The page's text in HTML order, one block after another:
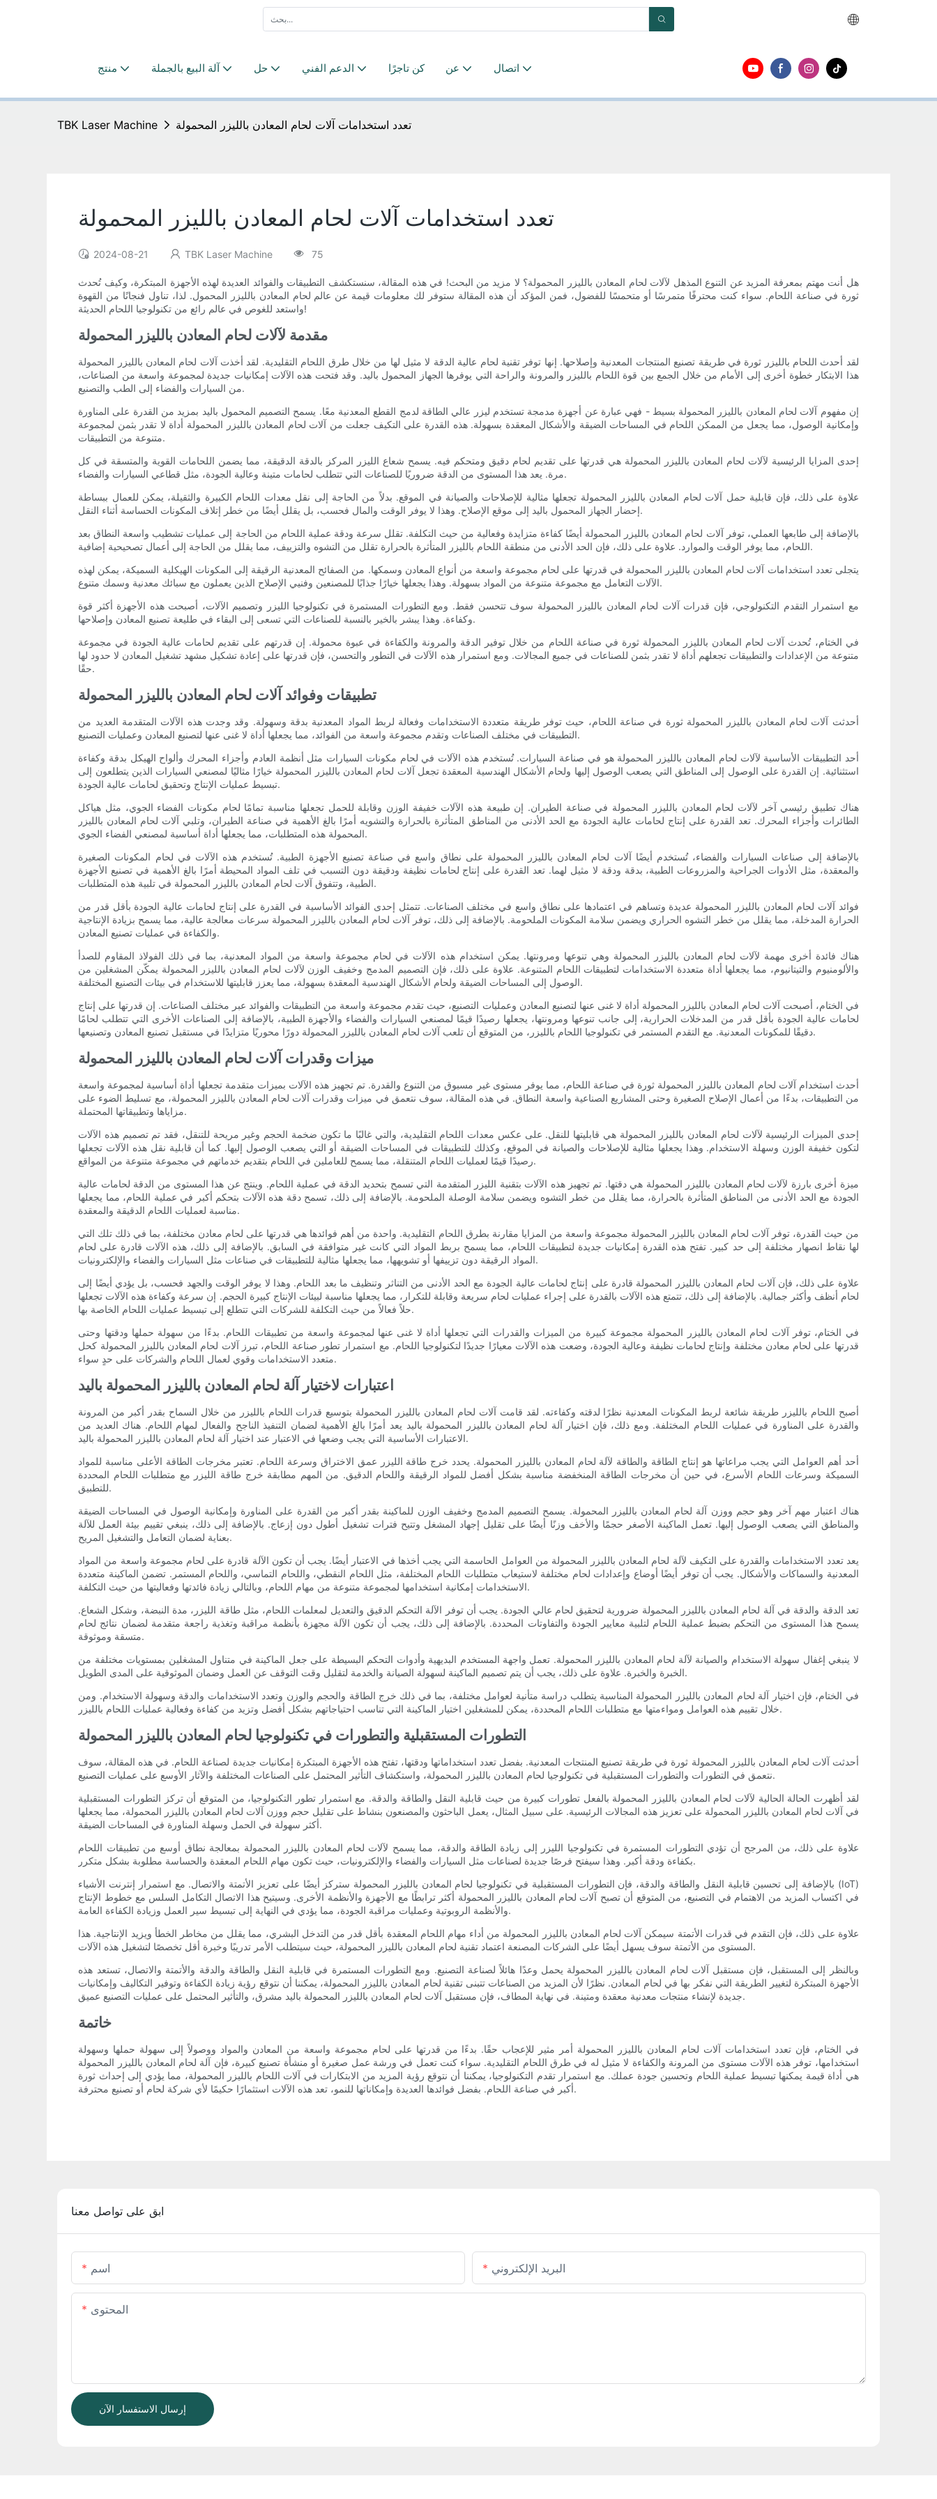
منتج آلة البيع بالجملة حل الدعم الفني كن تاجرًا عن اتصال
TBK Laser Machine تعدد استخدامات آلات لحام المعادن بالليزر المحمولة
تعدد استخدامات آلات لحام المعادن بالليزر المحمولة
2024-08-21 TBK Laser Machine 75
هل أنت مهتم بمعرفة المزيد عن التنوع المذهل لآلات لحام المعادن بالليزر المحمولة؟ لا مزيد من البحث! في هذه المقالة، سنستكشف التطبيقات والفوائد العديدة لهذه الأجهزة المبتكرة، وكيف تُحدث
ثورة في صناعة اللحام. سواء كنت محترفًا متمرسًا أو متحمسًا للفضول، فمن المؤكد أن هذه المقالة ستوفر لك معلومات قيمة عن عالم لحام المعادن بالليزر المحمول. لذا، تناول فنجانًا من القهوة
واستعد للغوص في عالم رائع من تكنولوجيا اللحام الحديثة!
مقدمة لآلات لحام المعادن بالليزر المحمولة
لقد أحدث اللحام بالليزر ثورة في طريقة تصنيع المنتجات المعدنية وإصلاحها. إنها توفر تقنية لحام عالية الدقة لا مثيل لها من خلال طرق اللحام التقليدية. لقد أخذت آلات لحام المعادن بالليزر المحمولة
هذا الابتكار خطوة أخرى إلى الأمام من خلال الجمع بين قوة اللحام بالليزر والمرونة والراحة التي يوفرها الجهاز المحمول باليد. وقد فتحت هذه الآلات إمكانيات جديدة لمجموعة واسعة من الصناعات،
من السيارات والفضاء إلى الطب والتصنيع.
إن مفهوم آلات لحام المعادن بالليزر المحمولة بسيط - فهي عبارة عن أجهزة مدمجة تستخدم ليزر عالي الطاقة لدمج القطع المعدنية معًا. يسمح التصميم المحمول باليد بمزيد من القدرة على المناورة
وإمكانية الوصول، مما يجعل من الممكن اللحام في المساحات الضيقة والأشكال المعقدة بسهولة. هذه القدرة على التكيف جعلت من آلات لحام المعادن بالليزر المحمولة أداة لا تقدر بثمن لمجموعة
متنوعة من التطبيقات.
إحدى المزايا الرئيسية لآلات لحام المعادن بالليزر المحمولة هي قدرتها على تقديم لحام دقيق ومتحكم فيه. يسمح شعاع الليزر المركز بالدقة الدقيقة، مما يضمن اللحامات القوية والمتسقة في كل
مرة. يعد هذا المستوى من الدقة ضروريًا للصناعات التي تتطلب لحامات متينة وعالية الجودة، مثل قطاعي السيارات والفضاء.
علاوة على ذلك، فإن قابلية حمل آلات لحام المعادن بالليزر المحمولة تجعلها مثالية للإصلاحات والصيانة في الموقع. بدلاً من الحاجة إلى نقل معدات اللحام الكبيرة والثقيلة، يمكن للعمال ببساطة
إحضار الجهاز المحمول باليد إلى موقع الإصلاح. وهذا لا يوفر الوقت والمال فحسب، بل يقلل أيضًا من خطر إتلاف المكونات الحساسة أثناء النقل.
بالإضافة إلى طابعها العملي، توفر آلات لحام المعادن بالليزر المحمولة أيضًا كفاءة متزايدة وفعالية من حيث التكلفة. تقلل سرعة ودقة عملية اللحام من الحاجة إلى عمليات تشطيب واسعة النطاق بعد
اللحام، مما يوفر الوقت والموارد. علاوة على ذلك، فإن الحد الأدنى من منطقة اللحام بالليزر المتأثرة بالحرارة تقلل من التشوه والتزييف، مما يقلل من الحاجة إلى أعمال تصحيحية إضافية.
يتجلى تعدد استخدامات آلات لحام المعادن بالليزر المحمولة في قدرتها على لحام مجموعة واسعة من أنواع المعادن وسمكها. من الصفائح المعدنية الرقيقة إلى المكونات الهيكلية السميكة، يمكن لهذه
الآلات التعامل مع مجموعة متنوعة من المواد بسهولة. وهذا يجعلها خيارًا جذابًا للمصنعين وفنيي الإصلاح الذين يعملون مع سبائك معدنية وسمك متنوع.
مع استمرار التقدم التكنولوجي، فإن قدرات آلات لحام المعادن بالليزر المحمولة سوف تتحسن فقط. ومع التطورات المستمرة في تكنولوجيا الليزر وتصميم الآلات، أصبحت هذه الأجهزة أكثر قوة
وكفاءة. وهذا يبشر بالخير بالنسبة للصناعات التي تسعى إلى البقاء في طليعة تصنيع المعادن وإصلاحها.
في الختام، تُحدث آلات لحام المعادن بالليزر المحمولة ثورة في صناعة اللحام من خلال توفير الدقة والمرونة والكفاءة في عبوة محمولة. إن قدرتهم على تقديم لحامات عالية الجودة في مجموعة
متنوعة من الإعدادات والتطبيقات تجعلهم أداة لا تقدر بثمن للصناعات في جميع المجالات. ومع استمرار هذه الآلات في التطور والتحسن، فإن قدرتها على إعادة تشكيل مشهد تشغيل المعادن لا حدود لها
حقًا.
تطبيقات وفوائد آلات لحام المعادن بالليزر المحمولة
أحدثت آلات لحام المعادن بالليزر المحمولة ثورة في صناعة اللحام، حيث توفر طريقة متعددة الاستخدامات وفعالة لربط المواد المعدنية بدقة وسهولة. وقد وجدت هذه الآلات المتقدمة العديد من
التطبيقات في مختلف الصناعات وتقدم مجموعة واسعة من الفوائد، مما يجعلها أداة لا غنى عنها لتصنيع المعادن وعمليات التصنيع.
أحد التطبيقات الأساسية لآلات لحام المعادن بالليزر المحمولة هو في صناعة السيارات. تُستخدم هذه الآلات في لحام مكونات السيارات مثل أنظمة العادم وأجزاء المحرك وألواح الهيكل بدقة وكفاءة
استثنائية. إن القدرة على الوصول إلى المناطق التي يصعب الوصول إليها ولحام الأشكال الهندسية المعقدة تجعل آلات لحام المعادن بالليزر المحمولة خيارًا مثاليًا لمصنعي السيارات الذين يتطلعون إلى
تبسيط عمليات الإنتاج وتحقيق لحامات عالية الجودة.
هناك تطبيق رئيسي آخر لآلات لحام المعادن بالليزر المحمولة في صناعة الطيران. إن طبيعة هذه الآلات خفيفة الوزن وقابلة للحمل تجعلها مناسبة تمامًا لحام مكونات الفضاء الجوي، مثل هياكل
الطائرات وأجزاء المحرك. تعد القدرة على إنتاج لحامات عالية الجودة مع الحد الأدنى من المناطق المتأثرة بالحرارة والتشويه أمرًا بالغ الأهمية في صناعة الطيران، وتلبي آلات لحام المعادن بالليزر
المحمولة هذه المتطلبات، مما يجعلها أداة أساسية لمصنعي الفضاء الجوي.
بالإضافة إلى صناعات السيارات والفضاء، تُستخدم أيضًا آلات لحام المعادن بالليزر المحمولة على نطاق واسع في صناعة تصنيع الأجهزة الطبية. تُستخدم هذه الآلات في لحام المكونات الصغيرة
والمعقدة، مثل الأدوات الجراحية والمزروعات الطبية، بدقة ودقة لا مثيل لهما. تعد القدرة على إنتاج لحامات نظيفة ودقيقة دون التسبب في تلف المواد المحيطة أمرًا بالغ الأهمية في تصنيع الأجهزة
الطبية، وتتفوق آلات لحام المعادن بالليزر المحمولة في تلبية هذه المتطلبات.
فوائد آلات لحام المعادن بالليزر المحمولة عديدة وتساهم في اعتمادها على نطاق واسع في مختلف الصناعات. تتمثل إحدى الفوائد الأساسية في القدرة على إنتاج لحامات عالية الجودة بأقل قدر من
الحرارة المدخلة، مما يقلل من خطر التشوه الحراري ويضمن سلامة المكونات الملحومة. بالإضافة إلى ذلك، توفر آلات لحام المعادن بالليزر المحمولة سرعات معالجة عالية، مما يسمح بزيادة الإنتاجية
والكفاءة في عمليات تصنيع المعادن.
هناك فائدة أخرى مهمة لآلات لحام المعادن بالليزر المحمولة وهي تنوعها ومرونتها. يمكن استخدام هذه الآلات في لحام مجموعة واسعة من المواد المعدنية، بما في ذلك الفولاذ المقاوم للصدأ
والألومنيوم والتيتانيوم، مما يجعلها أداة متعددة الاستخدامات لتطبيقات اللحام المتنوعة. علاوة على ذلك، فإن التصميم المدمج وخفيف الوزن لآلات لحام المعادن بالليزر المحمولة يمكّن المشغلين من
الوصول إلى المساحات الضيقة ولحام الأشكال الهندسية المعقدة بسهولة، مما يعزز قابليتها للاستخدام في بيئات التصنيع المختلفة.
في الختام، أصبحت آلات لحام المعادن بالليزر المحمولة أداة لا غنى عنها لتصنيع المعادن وعمليات التصنيع، حيث تقدم مجموعة واسعة من التطبيقات والفوائد عبر مختلف الصناعات. إن قدرتها على إنتاج
لحامات عالية الجودة بأقل قدر من المدخلات الحرارية، إلى جانب تنوعها ومرونتها، يجعلها رصيدًا قيمًا لمصنعي السيارات والفضاء والأجهزة الطبية، بالإضافة إلى الصناعات الأخرى التي تتطلب لحامًا
دقيقًا للمكونات المعدنية. مع التقدم المستمر في تكنولوجيا اللحام بالليزر، من المتوقع أن تلعب آلات لحام المعادن بالليزر المحمولة دورًا محوريًا متزايدًا في مستقبل تصنيع المعادن وتصنيعها.
ميزات وقدرات آلات لحام المعادن بالليزر المحمولة
أحدث استخدام آلات لحام المعادن بالليزر المحمولة ثورة في صناعة اللحام، مما يوفر مستوى غير مسبوق من التنوع والقدرة. تم تجهيز هذه الآلات بميزات متقدمة تجعلها أداة أساسية لمجموعة واسعة
من التطبيقات، بدءًا من أعمال الإصلاح الصغيرة وحتى المشاريع الصناعية واسعة النطاق. في هذه المقالة، سوف نتعمق في ميزات وقدرات آلات لحام المعادن بالليزر المحمولة، مع تسليط الضوء على
مزاياها وتطبيقاتها المحتملة.
إحدى الميزات الرئيسية لآلات لحام المعادن بالليزر المحمولة هي قابليتها للنقل. على عكس معدات اللحام التقليدية، والتي غالبًا ما تكون ضخمة الحجم وغير مريحة للتنقل، فقد تم تصميم هذه الآلات
لتكون خفيفة الوزن وسهلة الاستخدام. وهذا يجعلها مثالية للإصلاحات والصيانة في الموقع، وكذلك للتطبيقات في المساحات الضيقة أو التي يصعب الوصول إليها. كما أن قابلية نقل هذه الآلات تجعلها
رصيدًا قيمًا لعمليات اللحام المتنقلة، مما يسمح للعاملين في اللحام بتقديم خدماتهم في مجموعة متنوعة من المواقع.
ميزة أخرى بارزة لآلات لحام المعادن بالليزر المحمولة هي دقتها. تم تجهيز هذه الآلات بتقنية الليزر المتقدمة التي تسمح بتحديد الدقة في عملية اللحام. وينتج عن هذا المستوى من الدقة لحامات عالية
الجودة مع الحد الأدنى من المناطق المتأثرة بالحرارة، مما يقلل من خطر التشوه ويضمن سلامة الوصلة الملحومة. بالإضافة إلى ذلك، تسمح دقة هذه الآلات بتحكم أكبر في عملية اللحام، مما يجعلها
مناسبة لعمليات اللحام الدقيقة والمعقدة.
من حيث القدرة، توفر آلات لحام المعادن بالليزر المحمولة مجموعة واسعة من المزايا مقارنة بطرق اللحام التقليدية. واحدة من أهم فوائدها هي قدرتها على لحام معادن مختلفة، بما في ذلك تلك التي
لها نقاط انصهار مختلفة إلى حد كبير. تفتح هذه القدرة إمكانيات جديدة لتطبيقات اللحام، مما يسمح بربط المواد التي كانت غير متوافقة في السابق. بالإضافة إلى ذلك، هذه الآلات قادرة على لحام
المواد الرقيقة دون تزييفها أو تشويهها، مما يجعلها مثالية للتطبيقات في صناعات مثل السيارات والفضاء والإلكترونيات.
علاوة على ذلك، فإن آلات لحام المعادن بالليزر المحمولة قادرة على إنتاج لحامات عالية الجودة مع الحد الأدنى من التناثر وتنظيف ما بعد اللحام. وهذا لا يوفر الوقت والجهد فحسب، بل يؤدي أيضًا إلى
لحام أنظف وأكثر جمالية. بالإضافة إلى ذلك، تتمتع هذه الآلات بالقدرة على إجراء عمليات لحام سريعة وقابلة للتكرار، مما يجعلها مناسبة لبيئات الإنتاج كبيرة الحجم. إن سرعة وكفاءة هذه الآلات تجعلها
حلاً فعالاً من حيث التكلفة للشركات التي تتطلع إلى تبسيط عمليات اللحام الخاصة بها.
في الختام، توفر آلات لحام المعادن بالليزر المحمولة مجموعة كبيرة من الميزات والقدرات التي تجعلها أداة لا غنى عنها لمجموعة واسعة من تطبيقات اللحام. بدءًا من سهولة حملها ودقتها وحتى
قدرتها على لحام معادن مختلفة وإنتاج لحامات نظيفة وعالية الجودة، وضعت هذه الآلات معيارًا جديدًا لتكنولوجيا اللحام. مع استمرار تطور صناعة اللحام، تبرز آلات لحام المعادن بالليزر المحمولة كحل
متعدد الاستخدامات وقوي لعمال اللحام والشركات على حدٍ سواء.
اعتبارات لاختيار آلة لحام المعادن بالليزر المحمولة باليد
أصبح اللحام بالليزر طريقة شائعة لربط المكونات المعدنية نظرًا لدقته وكفاءته. لقد قامت آلات لحام المعادن بالليزر المحمولة بتوسيع قدرات اللحام بالليزر من خلال السماح بقدر أكبر من المرونة
والقدرة على المناورة في عمليات اللحام المختلفة. ومع ذلك، فإن اختيار آلة لحام المعادن بالليزر المحمولة باليد يعد أمرًا بالغ الأهمية لضمان التنفيذ الناجح والفعال لمهام اللحام. هناك العديد من
الاعتبارات الأساسية التي يجب وضعها في الاعتبار عند اختيار آلة لحام المعادن بالليزر المحمولة باليد.
أحد أهم العوامل التي يجب مراعاتها هو إنتاج الطاقة والطاقة لآلة لحام المعادن بالليزر المحمولة. يحدد خرج طاقة الليزر عمق الاختراق وسرعة اللحام. تعتبر مخرجات الطاقة الأعلى مناسبة للمواد
السميكة وسرعات اللحام الأسرع، في حين أن مخرجات الطاقة المنخفضة مناسبة بشكل أفضل للمواد الرقيقة واللحام الدقيق. من المهم مطابقة خرج طاقة الليزر مع متطلبات اللحام المحددة
للتطبيق.
هناك اعتبار مهم آخر وهو حجم ووزن آلة لحام المعادن بالليزر المحمولة. يسمح التصميم المدمج وخفيف الوزن للماكينة بقدر أكبر من القدرة على المناورة وإمكانية الوصول في المساحات الضيقة
والمناطق التي يصعب الوصول إليها. تعمل الماكينة الأصغر حجمًا والأخف وزنًا أيضًا على تقليل إجهاد المشغل وتتيح فترات تشغيل أطول دون إزعاج. بالإضافة إلى ذلك، ينبغي تقييم بيئة العمل للآلة
بعناية لضمان التعامل والتشغيل المريح.
يعد تعدد الاستخدامات والقدرة على التكيف لآلة لحام المعادن بالليزر المحمولة من العوامل الحاسمة التي يجب أخذها في الاعتبار أيضًا. يجب أن تكون الآلة قادرة على لحام مجموعة واسعة من المواد
المعدنية والسماكات والأشكال. يجب أن توفر أيضًا أوضاع وإعدادات لحام مختلفة لاستيعاب متطلبات اللحام المختلفة، مثل اللحام النقطي، واللحام التماسي، واللحام المستمر. تضمن الماكينة متعددة
الاستخدامات إمكانية استخدامها لمجموعة متنوعة من مهام اللحام، وبالتالي زيادة فائدتها وفعاليتها من حيث التكلفة.
تعد الدقة والدقة في آلة لحام المعادن بالليزر المحمولة ضرورية لتحقيق لحام عالي الجودة. يجب أن توفر الآلة التحكم الدقيق والتعديل لمعلمات اللحام، مثل طاقة الليزر، مدة النبضة، وشكل الشعاع.
يسمح هذا المستوى من التحكم بضبط عملية اللحام لتلبية معايير الجودة والتفاوتات المحددة. بالإضافة إلى ذلك، يجب أن تكون الآلة مجهزة بأنظمة مراقبة وتغذية راجعة متقدمة لضمان نتائج لحام
متسقة وموثوقة.
لا ينبغي إغفال سهولة الاستخدام والصيانة لآلة لحام المعادن بالليزر المحمولة. تعمل واجهة المستخدم البديهية وأدوات التحكم البسيطة على جعل الماكينة في متناول المشغلين بمستويات مختلفة من
الخبرة والخبرة. علاوة على ذلك، يجب أن يتم تصميم الماكينة لسهولة الصيانة والخدمة لتقليل وقت التوقف عن العمل وضمان الموثوقية على المدى الطويل.
في الختام، فإن اختيار آلة لحام المعادن بالليزر المحمولة المناسبة يتطلب دراسة متأنية لعوامل مختلفة، بما في ذلك خرج الطاقة والحجم والوزن وتعدد الاستخدامات والدقة وسهولة الاستخدام. ومن
خلال تقييم هذه العوامل ومواءمتها مع متطلبات اللحام المحددة، يمكن للمشغلين اختيار الماكينة التي تناسب احتياجاتهم بشكل أفضل وتزيد من كفاءة وفعالية عمليات اللحام بالليزر.
التطورات المستقبلية والتطورات في تكنولوجيا لحام المعادن بالليزر المحمولة
أحدثت آلات لحام المعادن بالليزر المحمولة ثورة في طريقة تصنيع المنتجات المعدنية. بفضل تعدد استخداماتها ودقتها، تفتح هذه الأجهزة المبتكرة إمكانيات جديدة لصناعة اللحام. في هذه المقالة، سوف
نتعمق في التطورات والتطورات المستقبلية في تكنولوجيا لحام المعادن بالليزر المحمولة، واستكشاف التأثير المحتمل على الصناعات المختلفة والآثار الأوسع على عمليات التصنيع.
لقد أظهرت الحالة الحالية لآلات لحام المعادن بالليزر المحمولة بالفعل تطورات كبيرة من حيث قابلية النقل والطاقة والدقة. مع استمرار تطور التكنولوجيا، من المتوقع أن تركز التطورات المستقبلية
في آلات لحام المعادن بالليزر المحمولة على تعزيز هذه المجالات الرئيسية. على سبيل المثال، يعمل الباحثون والمصنعون بنشاط على تقليل حجم ووزن آلات لحام المعادن بالليزر المحمولة، مما يجعلها
أكثر سهولة في الحمل وسهلة المناورة في المساحات الضيقة.
علاوة على ذلك، من المرجح أن تؤدي التطورات المستمرة في تكنولوجيا الليزر إلى زيادة الطاقة والدقة، مما يسمح لآلات لحام المعادن بالليزر المحمولة بمعالجة نطاق أوسع من تطبيقات اللحام
بكفاءة ودقة أكبر. وهذا سيفتح فرصًا جديدة لصناعات مثل السيارات والفضاء والإلكترونيات، حيث تكون مهام اللحام المعقدة والحساسة مطلوبة بشكل متكرر.
بالإضافة إلى تحسين قابلية النقل والطاقة والدقة، فإن التطورات المستقبلية في تكنولوجيا لحام المعادن بالليزر المحمولة ستركز أيضًا على تعزيز الأتمتة والاتصال. مع استمرار إنترنت الأشياء (IoT)
في اكتساب المزيد من الاهتمام في التصنيع، من المتوقع أن تصبح آلات لحام المعادن بالليزر المحمولة أكثر ترابطًا مع الأجهزة والأنظمة الأخرى. وسيتيح هذا الاتصال التكامل السلس مع خطوط الإنتاج
والأنظمة الروبوتية وعمليات مراقبة الجودة، مما يؤدي في النهاية إلى تبسيط سير العمل وزيادة الكفاءة العامة.
علاوة على ذلك، فإن التقدم في قدرات الأتمتة سيمكن آلات لحام المعادن بالليزر المحمولة من أداء مهام اللحام المعقدة بأقل قدر من التدخل البشري، مما يقلل من مخاطر الخطأ ويزيد الإنتاجية. هذا
المستوى من الأتمتة سوف يسهل أيضًا على الشركات المصنعة اعتماد تقنية لحام المعادن بالليزر المحمولة، حيث سيتطلب الأمر تدريبًا وخبرة أقل تخصصًا لتشغيل هذه الآلات.
وبالنظر إلى المستقبل، فإن مستقبل آلات لحام المعادن بالليزر المحمولة يحمل وعدًا هائلاً لصناعة التصنيع. ومع التطورات المستمرة في قابلية النقل والطاقة والدقة والأتمتة والاتصال، تستعد هذه
الأجهزة المبتكرة لتغيير الطريقة التي نفكر بها في لحام المعادن. نظرًا لأن المزيد من الصناعات تتبنى تقنية لحام المعادن بالليزر المحمولة، يمكننا أن نتوقع رؤية زيادة الكفاءة وتوفير التكاليف وإمكانيات
جديدة لإنشاء منتجات معدنية معقدة ومتينة. في نهاية المطاف، فإن مستقبل آلات لحام المعادن بالليزر المحمولة باليد مشرق، والتأثير المحتمل على عمليات التصنيع عميق.
خاتمة
في الختام، فإن تعدد استخدامات آلات لحام المعادن بالليزر المحمولة أمر مثير للإعجاب حقًا. بدءًا من قدرتها على لحام مجموعة واسعة من المعادن والمواد ووصولاً إلى سهولة حملها وسهولة
استخدامها، توفر هذه الآلات مستوى من المرونة والكفاءة لا مثيل له في طرق اللحام التقليدية. سواء كنت تعمل في ورشة عمل صغيرة أو منشأة تصنيع كبيرة، فإن آلة لحام المعادن بالليزر المحمولة
هي أداة قيمة يمكنها تبسيط عملية اللحام وتحسين جودة عملك. مع استمرار تقدم التكنولوجيا، يمكننا أن نتوقع رؤية المزيد من الابتكارات في آلات اللحام بالليزر المحمولة، مما يؤدي إلى إحداث ثورة
أكبر في صناعة اللحام. بفضل فوائدها العديدة وإمكاناتها للنمو، تعد هذه الآلات استثمارًا حكيمًا لأي شركة لحام أو تصنيع محترفة.
ابق على تواصل معنا
اسم البريد الإلكتروني
المحتوى
إرسال الاستفسار الآن